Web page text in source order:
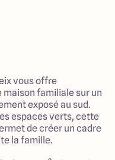
vous offre
familiale sur un
exposé au sud.
espaces verts, cette
de créer un cadre
la famille.